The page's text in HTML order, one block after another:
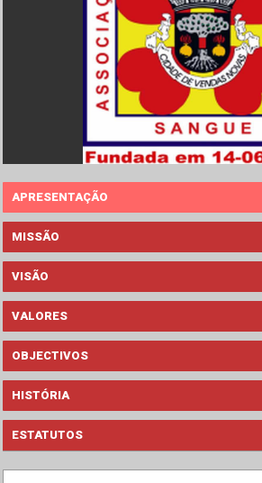
APRESENTAÇÃO
MISSÃO
VISÃO
VALORES
OBJECTIVOS
HISTÓRIA
ESTATUTOS